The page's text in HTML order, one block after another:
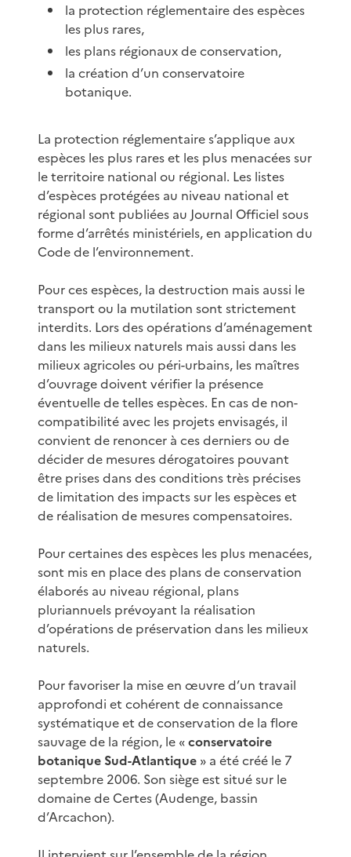
la protection réglementaire des espèces
les plus rares,
les plans régionaux de conservation,
la création d’un conservatoire
botanique.
La protection réglementaire s’applique aux
espèces les plus rares et les plus menacées sur
le territoire national ou régional. Les listes
d’espèces protégées au niveau national et
régional sont publiées au Journal Officiel sous
forme d’arrêtés ministériels, en application du
Code de l’environnement.
Pour ces espèces, la destruction mais aussi le
transport ou la mutilation sont strictement
interdits. Lors des opérations d’aménagement
dans les milieux naturels mais aussi dans les
milieux agricoles ou péri-urbains, les maîtres
d’ouvrage doivent vérifier la présence
éventuelle de telles espèces. En cas de non-
compatibilité avec les projets envisagés, il
convient de renoncer à ces derniers ou de
décider de mesures dérogatoires pouvant
être prises dans des conditions très précises
de limitation des impacts sur les espèces et
de réalisation de mesures compensatoires.
Pour certaines des espèces les plus menacées,
sont mis en place des plans de conservation
élaborés au niveau régional, plans
pluriannuels prévoyant la réalisation
d’opérations de préservation dans les milieux
naturels.
Pour favoriser la mise en œuvre d’un travail
approfondi et cohérent de connaissance
systématique et de conservation de la flore
sauvage de la région, le «conservatoire
botanique Sud-Atlantique » a été créé le 7
septembre 2006. Son siège est situé sur le
domaine de Certes (Audenge, bassin
d’Arcachon).